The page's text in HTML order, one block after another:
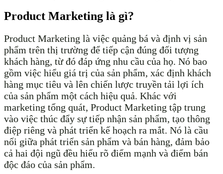
Product Marketing là gì?
Product Marketing là việc quảng bá và định vị sản
phẩm trên thị trường để tiếp cận đúng đối tượng
khách hàng, từ đó đáp ứng nhu cầu của họ. Nó bao
gồm việc hiểu giá trị của sản phẩm, xác định khách
hàng mục tiêu và lên chiến lược truyền tải lợi ích
của sản phẩm một cách hiệu quả. Khác với
marketing tổng quát, Product Marketing tập trung
vào việc thúc đẩy sự tiếp nhận sản phẩm, tạo thông
điệp riêng và phát triển kế hoạch ra mắt. Nó là cầu
nối giữa phát triển sản phẩm và bán hàng, đảm bảo
cả hai đội ngũ đều hiểu rõ điểm mạnh và điểm bán
độc đáo của sản phẩm.